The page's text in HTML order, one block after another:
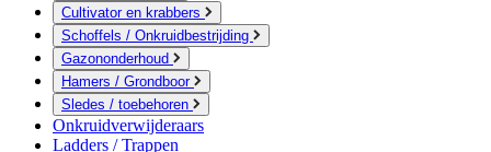
Cultivator en krabbers
Schoffels / Onkruidbestrijding
Gazononderhoud
Hamers / Grondboor
Sledes / toebehoren
Onkruidverwijderaars
Ladders / Trappen